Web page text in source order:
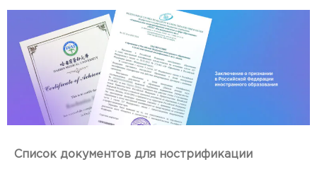
Список документов для нострификации